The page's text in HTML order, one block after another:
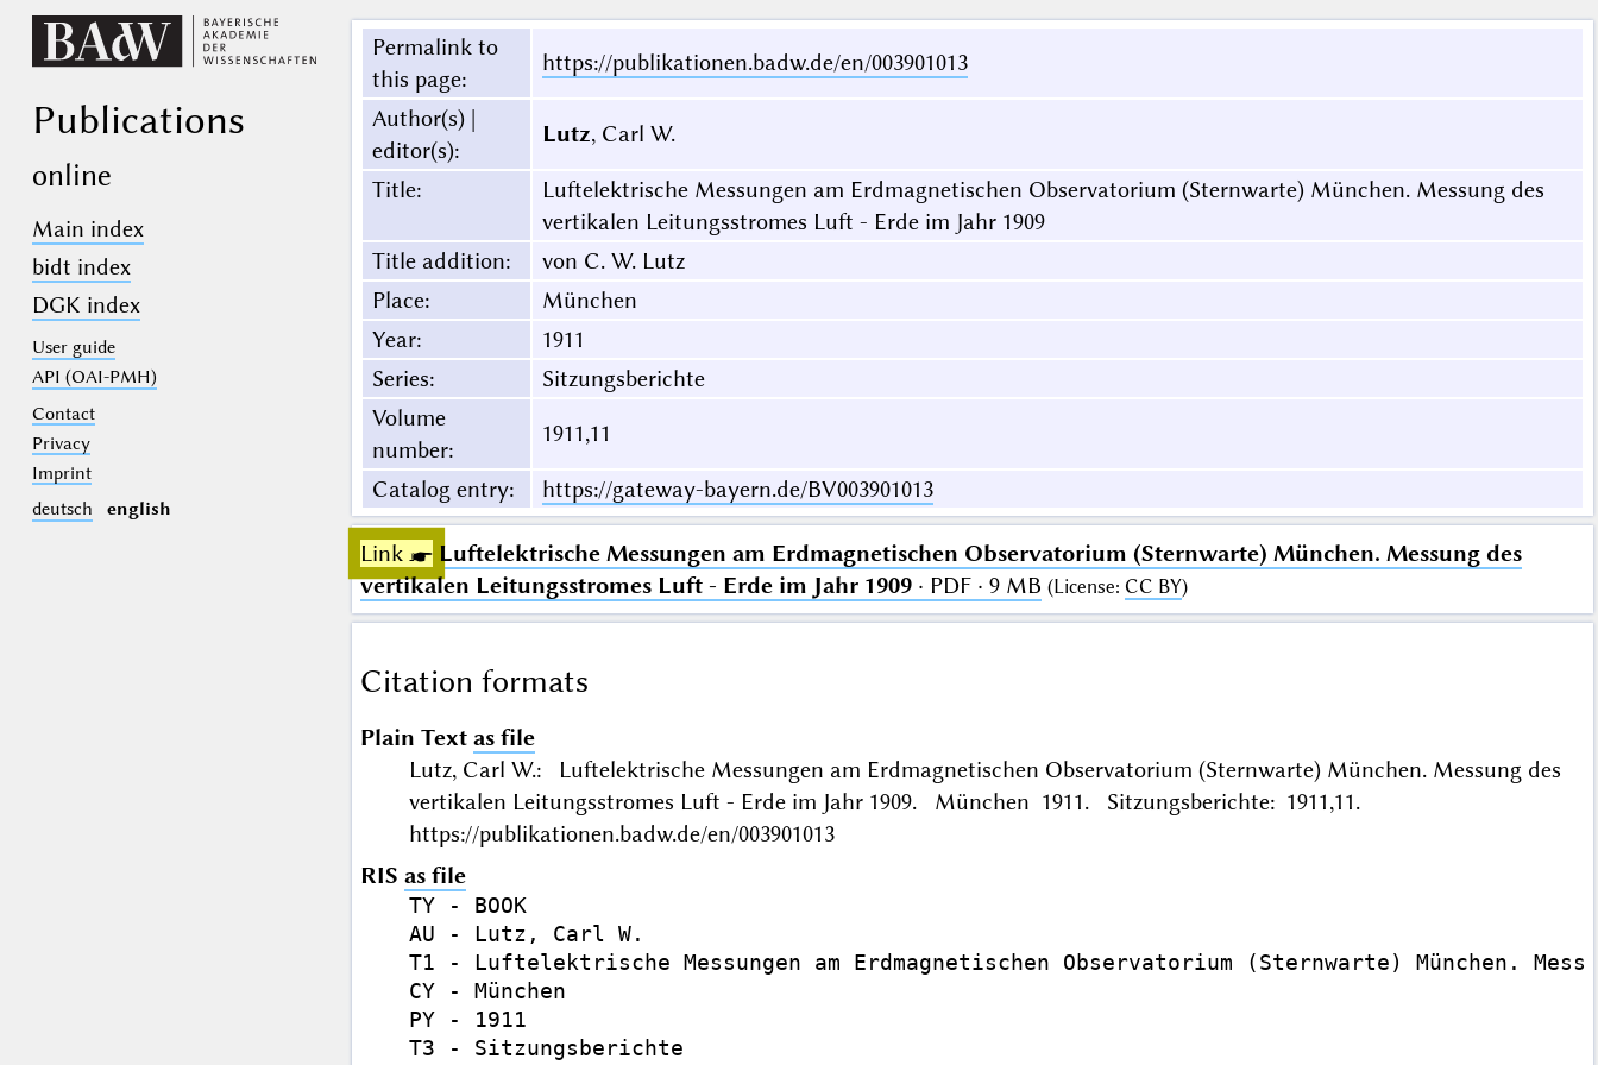
Publications
online
Main index
bidt index
DGK index
User guide
API (OAI-PMH)
Contact
Privacy
Imprint
deutsch
english
Permalink to
this page:
https://publikationen.badw.de/en/003901013
Author(s) |
editor(s):
Lutz, Carl W.
Title:
Luftelektrische Messungen am Erdmagnetischen Observatorium (Sternwarte) München. Messung des
vertikalen Leitungsstromes Luft - Erde im Jahr 1909
Title addition:
von C. W. Lutz
Place:
München
Year:
1911
Series:
Sitzungsberichte
Volume
number:
1911,11
Catalog entry: https://gateway-bayern.de/BV003901013
Link ☛ Luftelektrische Messungen am Erdmagnetischen Observatorium (Sternwarte) München. Messung des
vertikalen Leitungsstromes Luft - Erde im Jahr 1909· PDF · 9 MB (License: CC BY)
Citation formats
Plain Text as file
Lutz, Carl W.: Luftelektrische Messungen am Erdmagnetischen Observatorium (Sternwarte) München. Messung des
vertikalen Leitungsstromes Luft - Erde im Jahr 1909. München 1911. Sitzungsberichte: 1911,11.
https://publikationen.badw.de/en/003901013
RIS as file
TY - BOOK
AU - Lutz, Carl W.
T1 - Luftelektrische Messungen am Erdmagnetischen Observatorium (Sternwarte) München.
CY - München
PY - 1911
T3 - Sitzungsberichte